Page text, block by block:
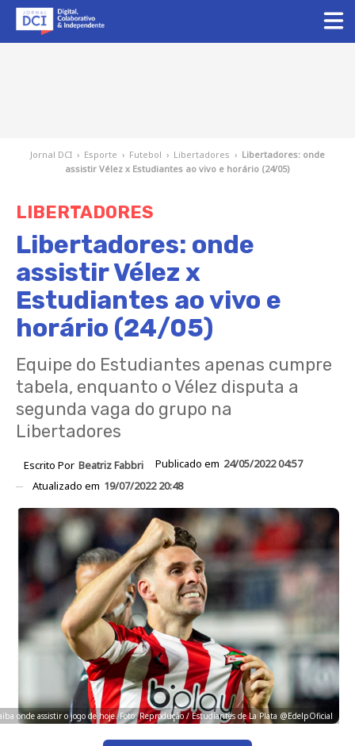
Jornal DCI › Esporte › Futebol › Libertadores › Libertadores: onde
assistir Vélez x Estudiantes ao vivo e horário (24/05)
LIBERTADORES
Libertadores: onde
assistir Vélez x
Estudiantes ao vivo e
horário (24/05)
Equipe do Estudiantes apenas cumpre
tabela, enquanto o Vélez disputa a
segunda vaga do grupo na
Libertadores
Escrito Por Beatriz Fabbri Publicado em 24/05/2022 04:57
Atualizado em 19/07/2022 20:48
onde assistir o jogo de hoje. Foto: Reprodução / Estudiantes de La Plata @EdelpOficial